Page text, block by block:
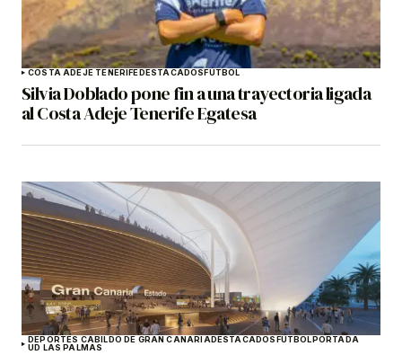
COSTA ADEJE TENERIFEDESTACADOSFÚTBOL
Silvia Doblado pone fin a una trayectoria ligada
al Costa Adeje Tenerife Egatesa
DEPORTES CABILDO DE GRAN CANARIADESTACADOSFÚTBOLPORTADA
UD LAS PALMAS